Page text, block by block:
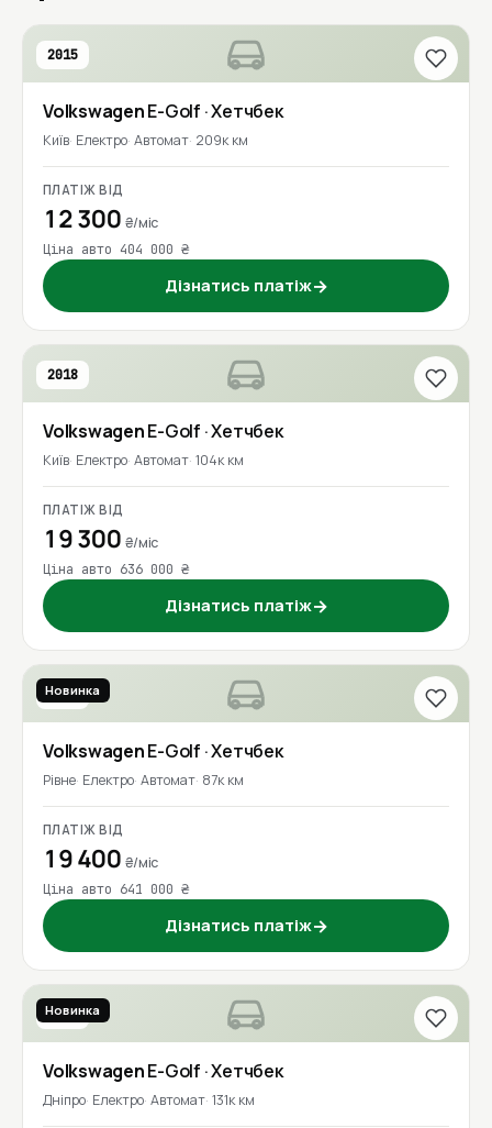
2015
VolkswagenE-Golf · Хетчбек
Київ Електро Автомат 209к км
ПЛАТІЖ ВІД
12 300 ₴/міс
Ціна авто 404 000 ₴
Дізнатись платіж→
2018
VolkswagenE-Golf · Хетчбек
Київ Електро Автомат 104к км
ПЛАТІЖ ВІД
19 300 ₴/міс
Ціна авто 636 000 ₴
Дізнатись платіж→
2020
Новинка
VolkswagenE-Golf · Хетчбек
Рівне Електро Автомат 87к км
ПЛАТІЖ ВІД
19 400 ₴/міс
Ціна авто 641 000 ₴
Дізнатись платіж→
2020
Новинка
VolkswagenE-Golf · Хетчбек
Дніпро Електро Автомат 131к км